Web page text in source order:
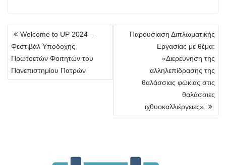
Πλοήγηση
Welcome to UP 2024 –
Φεστιβάλ Υποδοχής
Πρωτοετών Φοιτητών του
Πανεπιστημίου Πατρών
Παρουσίαση Διπλωματικής
Εργασίας με θέμα:
«Διερεύνηση της
αλληλεπίδρασης της
θαλάσσιας φώκιας στις
θαλάσσιες
ιχθυοκαλλιέργειες».